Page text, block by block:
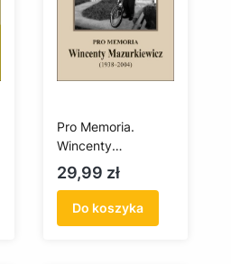
Pro Memoria.
Wincenty
Mazurkiewicz
(1938-2004)
Cena
29,99 zł
Do koszyka